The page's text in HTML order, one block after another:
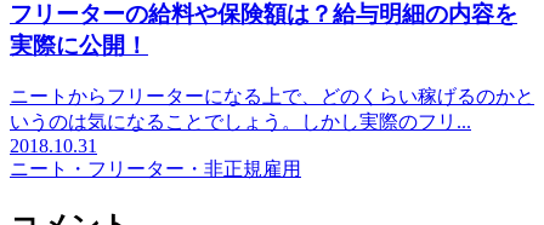
フリーターの給料や保険額は？給与明細の内容を
実際に公開！
ニートからフリーターになる上で、どのくらい稼げるのかと
いうのは気になることでしょう。しかし実際のフリ...
2018.10.31
ニート・フリーター・非正規雇用